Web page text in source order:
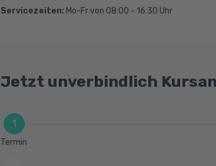
Kulturen, Religionen, Migranten
Ältere Menschen (Pflegealltag)
Servicezeiten: Mo-Fr von 08:00 - 16:30 Uhr
Jetzt unverbindlich
1
Termin